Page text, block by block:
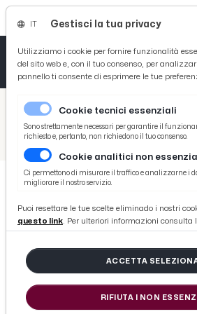
/ Picenotime
/ Ascoli Time
/ Lucchese-Ascoli 2-1, i momenti
Lucchese-Ascoli 2-1, i
chiave della partita
venerdì 24 gennaio 2025
Gestisci la tua privacy
Utilizziamo i cookie per fornire funzionalità
del sito web e, con il tuo consenso, per
pannello ti consente di esprimere le tue
Cookie tecnici essenziali
Sono strettamente necessari per garantire il
richiesto e, pertanto, non richiedono il tuo consenso.
Cookie analitici non
Ci permettono di misurare il traffico e analizzarne i
migliorare il nostro servizio.
Puoi resettare le tue scelte eliminado i nostri
questo link. Per ulteriori informazioni consulta
ACCETTA
RIFIUTA I NON
Tutto News
Tutto Sport
Basket
Ciclismo
Tutto Curiosità